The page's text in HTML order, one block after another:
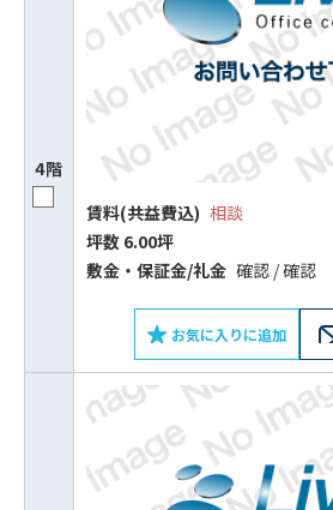
4階
賃料(共益費込) 相談
坪数 6.00坪
敷⾦‧保証⾦/礼⾦ 確認 / 確認
お気に入りに追加